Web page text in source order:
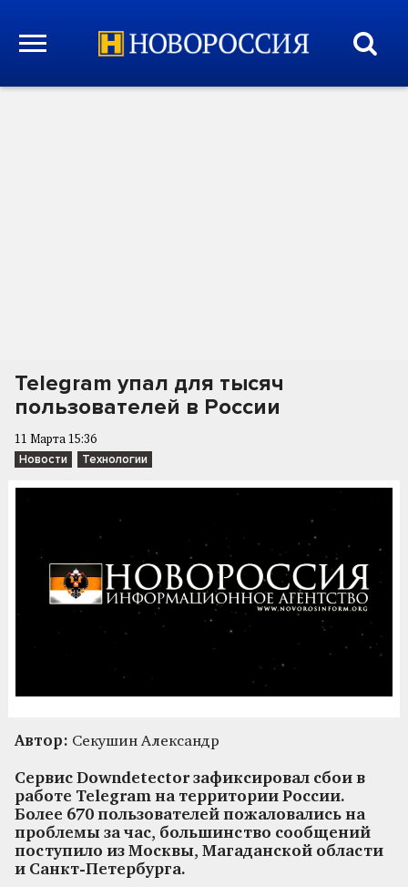
Telegram упал для тысяч
пользователей в России
11 Марта 15:36
Новости Технологии
Автор: Секушин Александр
Сервис Downdetector зафиксировал сбои в
работе Telegram на территории России.
Более 670 пользователей пожаловались на
проблемы за час, большинство сообщений
поступило из Москвы, Магаданской области
и Санкт-Петербурга.